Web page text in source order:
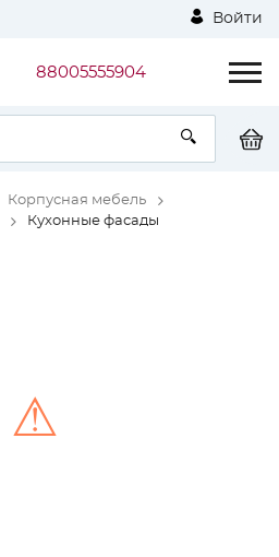
Войти
88005555904
Корпусная мебель
Кухонные фасады
⚠